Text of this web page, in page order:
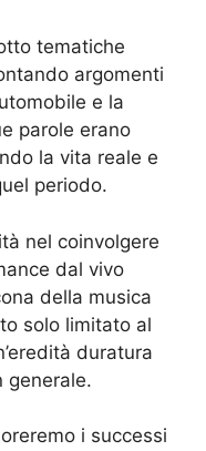
tematiche
argomenti
e la
parole erano
la vita reale e
periodo.
nel coinvolgere
dal vivo
della musica
solo limitato al
duratura
generale.
i successi